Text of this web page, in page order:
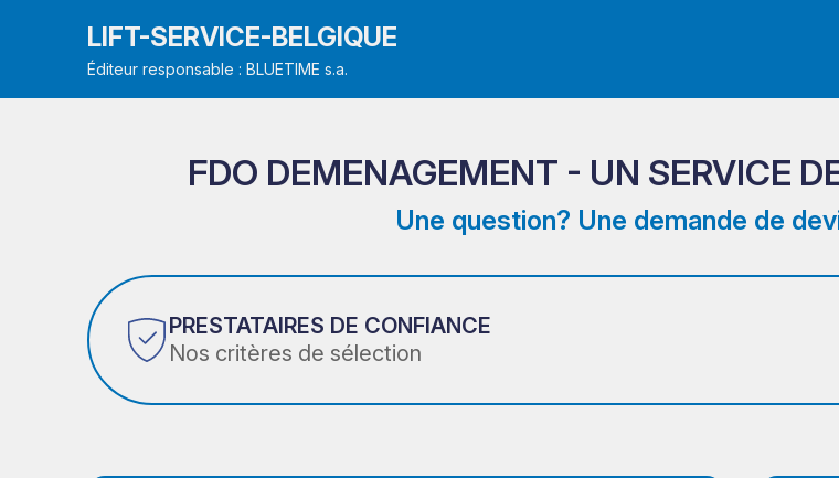
LIFT-SERVICE-BELGIQUE
Éditeur responsable : BLUETIME s.a.
FDO DEMENAGEMENT - UN SERVICE
Une question? Une demande de
PRESTATAIRES DE CONFIANCE
Nos critères de sélection